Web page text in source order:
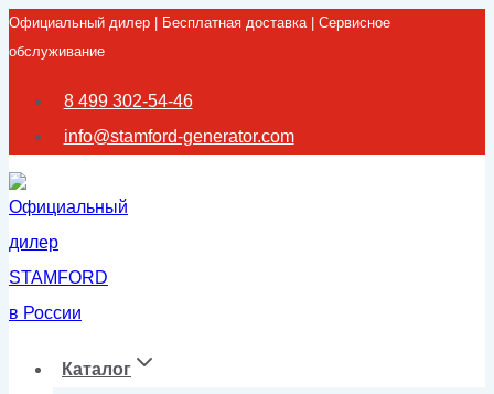
Перейти
к
содержимому
Официальный дилер | Бесплатная доставка | Сервисное
обслуживание
8 499 302-54-46
info@stamford-generator.com
Каталог